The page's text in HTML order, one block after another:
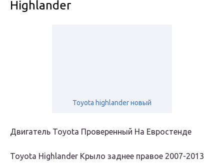
Highlander
Toyota highlander новый
Двигатель Toyota Проверенный На Евростенде
Toyota Highlander Крыло заднее правое 2007-2013